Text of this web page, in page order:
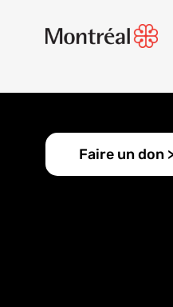
Faire un don